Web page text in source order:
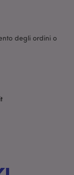
degli ordini o